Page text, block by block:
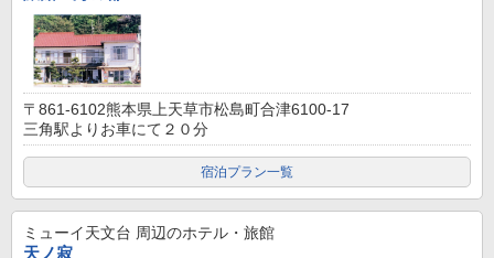
〒861-6102熊本県上天草市松島町合津6100-17
三角駅よりお車にて２０分
宿泊プラン一覧
ミューイ天文台 周辺のホテル・旅館
天ノ寂